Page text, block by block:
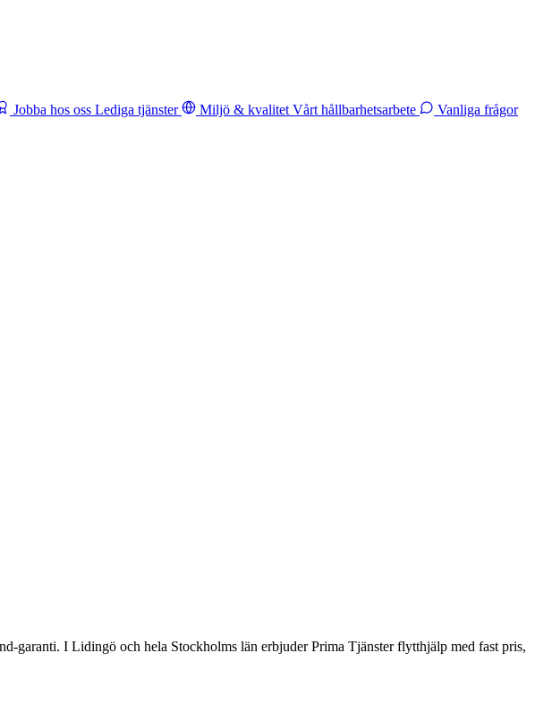
Jobba hos oss Lediga tjänster Miljö & kvalitet Vårt hållbarhetsarbete
Vanliga frågor
garanti. I Lidingö och hela Stockholms län erbjuder Prima Tjänster flytthjälp med fast pris,